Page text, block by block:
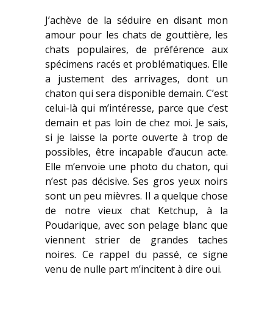
J’achève de la séduire en disant mon
amour pour les chats de gouttière, les
chats populaires, de préférence aux
spécimens racés et problématiques. Elle
a justement des arrivages, dont un
chaton qui sera disponible demain. C’est
celui-là qui m’intéresse, parce que c’est
demain et pas loin de chez moi. Je sais,
si je laisse la porte ouverte à trop de
possibles, être incapable d’aucun acte.
Elle m’envoie une photo du chaton, qui
n’est pas décisive. Ses gros yeux noirs
sont un peu mièvres. Il a quelque chose
de notre vieux chat Ketchup, à la
Poudarique, avec son pelage blanc que
viennent strier de grandes taches
noires. Ce rappel du passé, ce signe
venu de nulle part m’incitent à dire oui.